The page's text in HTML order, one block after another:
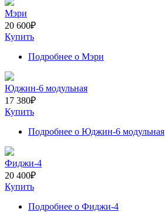
Мэри
20 600₽
Купить
Подробнее о Мэри
Юджин-6 модульная
17 380₽
Купить
Подробнее о Юджин-6 модульная
Фиджи-4
20 400₽
Купить
Подробнее о Фиджи-4